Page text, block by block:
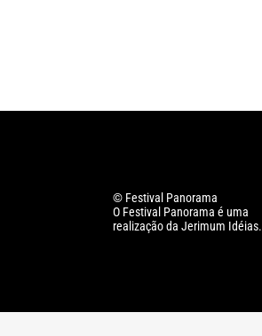
© Festival Panorama
O Festival Panorama é uma
realização da Jerimum Idéias.